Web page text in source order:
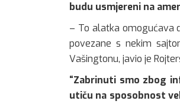
budu usmjereni na
– To alatka omogućava
povezane s nekim
Vašingtonu, javio je
“Zabrinuti smo zbog
utiču na sposobnost